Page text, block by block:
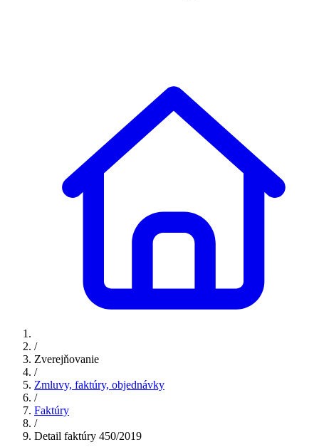
/
Zverejňovanie
/
Zmluvy, faktúry, objednávky
/
Faktúry
/
Detail faktúry 450/2019